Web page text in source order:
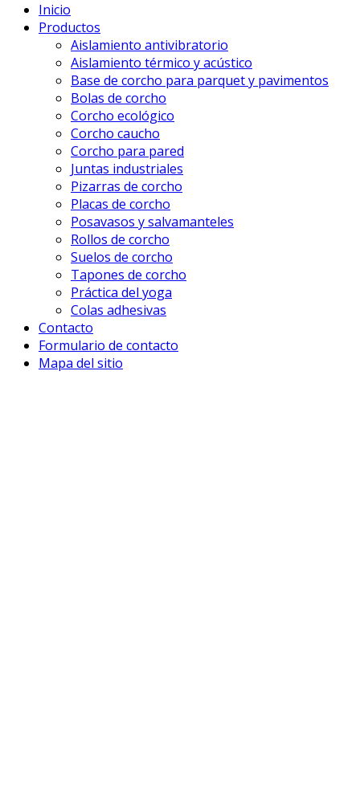
Inicio
Productos
Aislamiento antivibratorio
Aislamiento térmico y acústico
Base de corcho para parquet y pavimentos
Bolas de corcho
Corcho ecológico
Corcho caucho
Corcho para pared
Juntas industriales
Pizarras de corcho
Placas de corcho
Posavasos y salvamanteles
Rollos de corcho
Suelos de corcho
Tapones de corcho
Práctica del yoga
Colas adhesivas
Contacto
Formulario de contacto
Mapa del sitio